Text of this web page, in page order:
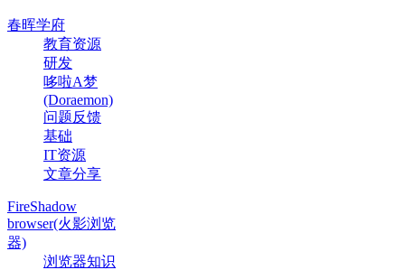
春晖学府
教育资源
研发
哆啦A梦
(Doraemon)
问题反馈
基础
IT资源
文章分享
FireShadow
browser(火影浏览
器)
浏览器知识